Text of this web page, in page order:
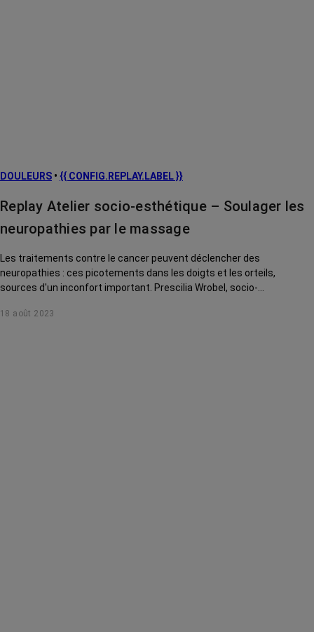
DOULEURS • {{ CONFIG.REPLAY.LABEL }}
Replay Atelier socio-esthétique – Soulager les
neuropathies par le massage
Les traitements contre le cancer peuvent déclencher des
neuropathies : ces picotements dans les doigts et les orteils,
sources d'un inconfort important. Prescilia Wrobel, socio-
soulager ces effets secondaires par l'automassage ou à l'aide
18 août 2023